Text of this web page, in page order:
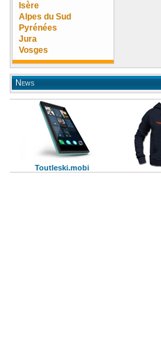
Isère
Alpes du Sud
Pyrénées
Jura
Vosges
News
Toutleski.mobi